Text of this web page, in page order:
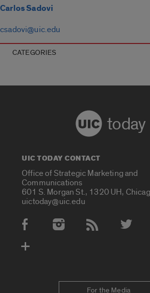
Carlos Sadovi
csadovi@uic.edu
CATEGORIES
today
UIC TODAY CONTACT
Office of Strategic Marketing and
Communications
601 S. Morgan St., 1320 UH,
uictoday@uic.edu
Social Media Accounts
For the Media